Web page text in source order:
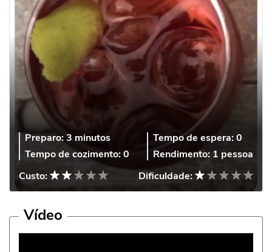
Preparo:3 minutos
Tempo de cozimento:0
Tempo de espera:0
Rendimento: 1 pessoa
Custo:
Dificuldade:
Vídeo